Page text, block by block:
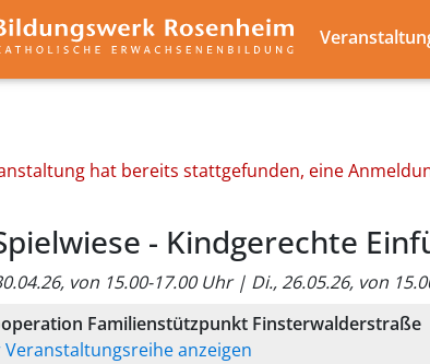
hat bereits stattgefunden, eine
- Kindgerechte
Familienstützpunkt Finsterwalderstraße
anzeigen